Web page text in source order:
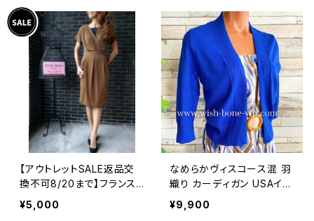
【アウトレットSALE返品交
換不可8/20まで】フランス
製インポートワンピース｜L
ONNKEL PARIS クラシカ
¥5,000
なめらかヴィスコース混 羽
織り カーディガン USAイン
ポート/ブルー
¥9,900